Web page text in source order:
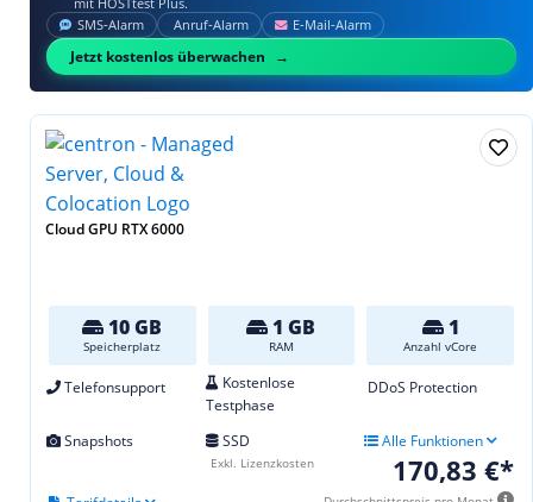
SMS‑Alarm Anruf‑Alarm E‑Mail‑Alarm
Jetzt kostenlos überwachen
Cloud GPU RTX 6000
10 GB
Speicherplatz
1 GB
RAM
1
Anzahl vCore
Telefonsupport
Kostenlose
Testphase
DDoS Protection
Snapshots SSD Alle Funktionen
170,83 €*
Exkl. Lizenzkosten